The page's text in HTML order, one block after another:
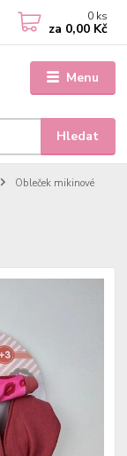
Menu
Hledat
0 ks
za 0,00 Kč
Obleček mikinové